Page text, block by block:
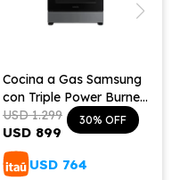
Cocina a Gas Samsung
con Triple Power Burner
6 Hornallas
USD 899
USD 1.299 30
USD 764